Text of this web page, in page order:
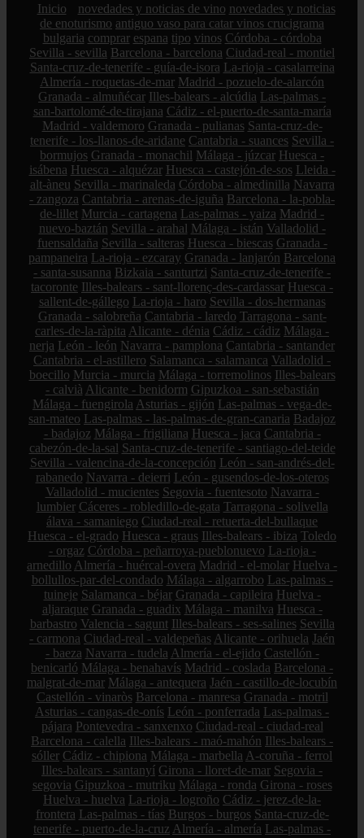
Inicio novedades y noticias de vino novedades y noticias
de enoturismo antiguo vaso para catar vinos crucigrama
bulgaria comprar espana tipo vinos Córdoba - córdoba
Sevilla - sevilla Barcelona - barcelona Ciudad-real - montiel
Santa-cruz-de-tenerife - guía-de-isora La-rioja - casalarreina
Almería - roquetas-de-mar Madrid - pozuelo-de-alarcón
Granada - almuñécar Illes-balears - alcúdia Las-palmas -
san-bartolomé-de-tirajana Cádiz - el-puerto-de-santa-maría
Madrid - valdemoro Granada - pulianas Santa-cruz-de-
tenerife - los-llanos-de-aridane Cantabria - suances Sevilla -
bormujos Granada - monachil Málaga - júzcar Huesca -
isábena Huesca - alquézar Huesca - castejón-de-sos Lleida -
alt-àneu Sevilla - marinaleda Córdoba - almedinilla Navarra
- zangoza Cantabria - arenas-de-iguña Barcelona - la-pobla-
de-lillet Murcia - cartagena Las-palmas - yaiza Madrid -
nuevo-baztán Sevilla - arahal Málaga - istán Valladolid -
fuensaldaña Sevilla - salteras Huesca - biescas Granada -
pampaneira La-rioja - ezcaray Granada - lanjarón Barcelona
- santa-susanna Bizkaia - santurtzi Santa-cruz-de-tenerife -
tacoronte Illes-balears - sant-llorenç-des-cardassar Huesca -
sallent-de-gállego La-rioja - haro Sevilla - dos-hermanas
Granada - salobreña Cantabria - laredo Tarragona - sant-
carles-de-la-ràpita Alicante - dénia Cádiz - cádiz Málaga -
nerja León - león Navarra - pamplona Cantabria - santander
Cantabria - el-astillero Salamanca - salamanca Valladolid -
boecillo Murcia - murcia Málaga - torremolinos Illes-balears
- calvià Alicante - benidorm Gipuzkoa - san-sebastián
Málaga - fuengirola Asturias - gijón Las-palmas - vega-de-
san-mateo Las-palmas - las-palmas-de-gran-canaria Badajoz
- badajoz Málaga - frigiliana Huesca - jaca Cantabria -
cabezón-de-la-sal Santa-cruz-de-tenerife - santiago-del-teide
Sevilla - valencina-de-la-concepción León - san-andrés-del-
rabanedo Navarra - deierri León - gusendos-de-los-oteros
Valladolid - mucientes Segovia - fuentesoto Navarra -
lumbier Cáceres - robledillo-de-gata Tarragona - solivella
álava - samaniego Ciudad-real - retuerta-del-bullaque
Huesca - el-grado Huesca - graus Illes-balears - ibiza Toledo
- orgaz Córdoba - peñarroya-pueblonuevo La-rioja -
arnedillo Almería - huércal-overa Madrid - el-molar Huelva -
bollullos-par-del-condado Málaga - algarrobo Las-palmas -
tuineje Salamanca - béjar Granada - capileira Huelva -
aljaraque Granada - guadix Málaga - manilva Huesca -
barbastro Valencia - sagunt Illes-balears - ses-salines Sevilla
- carmona Ciudad-real - valdepeñas Alicante - orihuela Jaén
- baeza Navarra - tudela Almería - el-ejido Castellón -
benicarló Málaga - benahavís Madrid - coslada Barcelona -
malgrat-de-mar Málaga - antequera Jaén - castillo-de-locubín
Castellón - vinaròs Barcelona - manresa Granada - motril
Asturias - cangas-de-onís León - ponferrada Las-palmas -
pájara Pontevedra - sanxenxo Ciudad-real - ciudad-real
Barcelona - calella Illes-balears - maó-mahón Illes-balears -
sóller Cádiz - chipiona Málaga - marbella A-coruña - ferrol
Illes-balears - santanyí Girona - lloret-de-mar Segovia -
segovia Gipuzkoa - mutriku Málaga - ronda Girona - roses
Huelva - huelva La-rioja - logroño Cádiz - jerez-de-la-
frontera Las-palmas - tías Burgos - burgos Santa-cruz-de-
tenerife - puerto-de-la-cruz Almería - almería Las-palmas -